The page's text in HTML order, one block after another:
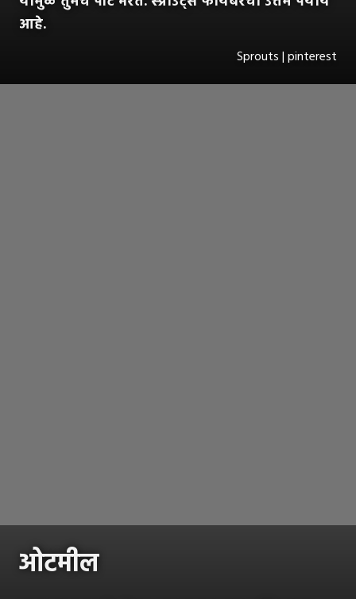
आहे.
Sprouts | pinterest
ओटमील